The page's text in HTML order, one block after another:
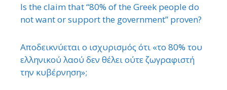
Is the claim that “80% of the Greek people do
not want or support the government” proven?
Αποδεικνύεται ο ισχυρισμός ότι «το 80% του
ελληνικού λαού δεν θέλει ούτε ζωγραφιστή
την κυβέρνηση»;